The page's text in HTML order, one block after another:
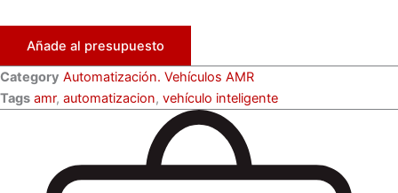
Añade al presupuesto
Category Automatización. Vehículos AMR
Tags amr, automatizacion, vehículo inteligente